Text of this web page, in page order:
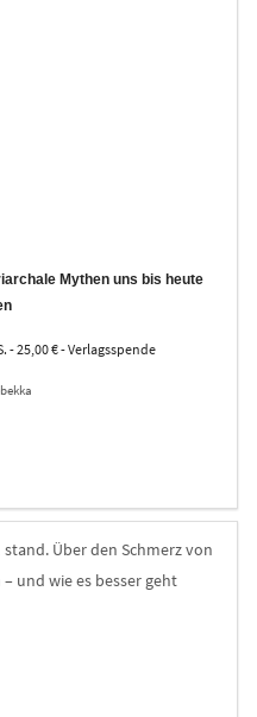
Mythen uns bis heute
- 25,00 € - Verlagsspende